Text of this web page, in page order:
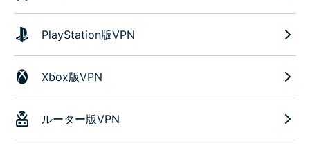
PlayStation版VPN
Xbox版VPN
ルーター版VPN